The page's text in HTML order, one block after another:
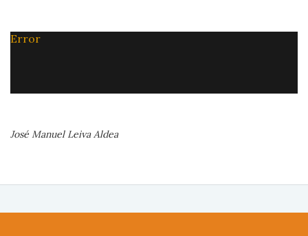
Error
José Manuel Leiva Aldea